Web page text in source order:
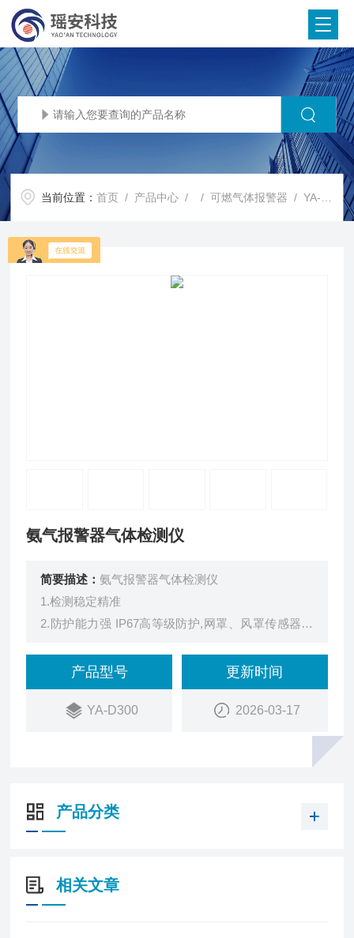
当前位置：首页 / 产品中心 / /可燃气体报警器 / YA-D300氨气报警器气体检测仪
氨气报警器气体检测仪
简要描述：氨气报警器气体检测仪
1.检测稳定精准
2.防护能力强 IP67高等级防护,网罩、风罩传感器保
3.红外遥控操作作 无需攀爬、开盖,减少硬件损耗及
人员伤亡
4.输出信号丰富多样 支持4-20mA，RS485，LoRa无
产品型号
YA-D300
更新时间
2026-03-17
产品分类
相关文章